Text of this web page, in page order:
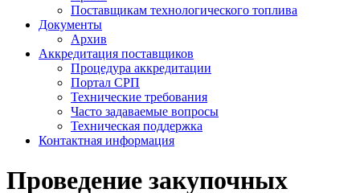
Поставщикам технологического топлива
Документы
Архив
Аккредитация поставщиков
Процедура аккредитации
Портал СРП
Технические требования
Часто задаваемые вопросы
Техническая поддержка
Контактная информация
Проведение закупочных